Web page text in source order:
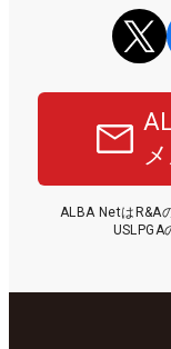
ALBA NetはR&A
USLPGA